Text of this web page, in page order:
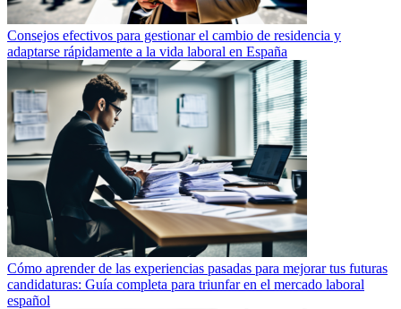
Consejos efectivos para gestionar el cambio de residencia y
adaptarse rápidamente a la vida laboral en España
Cómo aprender de las experiencias pasadas para mejorar tus futuras
candidaturas: Guía completa para triunfar en el mercado laboral
español